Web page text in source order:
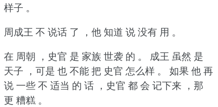
样子 。
周成王 不 说话 了 ，他 知道 说 没有 用 。
在 周朝 ，史官 是 家族 世袭 的 。
成王 虽然 是
天子 ，可是 也 不能 把 史官 怎么样 。
如果 他 再
说 一些 不 适当 的 话 ，史官 都 会 记下来 ，那
更 糟糕 。